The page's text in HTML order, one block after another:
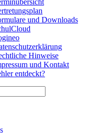
und Downloads
Hinweise
und Kontakt
entdeckt?